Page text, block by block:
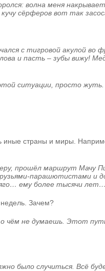
волна меня
сёрферов вот так
с тигровой акулой во
и пасть – зубы вижу!
ситуации, просто
иные страны и миры.
прошёл маршрут Мачу
парашютистами и
ему более тысячи лет…
Зачем?
чём не думаешь. Этот
было случиться. Всё